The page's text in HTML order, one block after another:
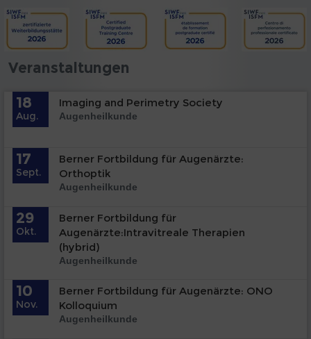
Veranstaltungen
18
Aug.
Imaging and Perimetry Society
Augenheilkunde
17
Sept.
Berner Fortbildung für Augenärzte:
Orthoptik
Augenheilkunde
29
Okt.
Berner Fortbildung für
Augenärzte:Intravitreale Therapien
(hybrid)
Augenheilkunde
10
Nov.
Berner Fortbildung für Augenärzte: ONO
Kolloquium
Augenheilkunde